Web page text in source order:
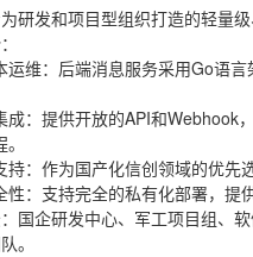
研发和项目型组织打造的轻量
：
运维：后端消息服务采用Go语
成：提供开放的API和Webhook
持：作为国产化信创领域的优先
性：支持完全的私有化部署，提
：国企研发中心、军工项目组、
。